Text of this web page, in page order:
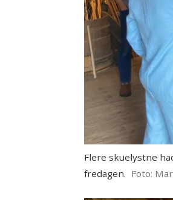
Flere skuelystne
fredagen. Foto: